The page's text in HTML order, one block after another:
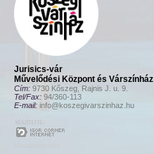
Jurisics-vár
Művelődési Központ és Várszínház
Cím: 9730 Kőszeg, Rajnis J. u. 9.
Tel/Fax: 94/360-113
E-mail: info@koszegivarszinhaz.hu